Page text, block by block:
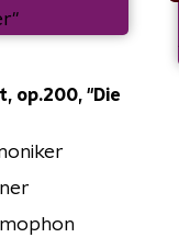
op.200, "Die